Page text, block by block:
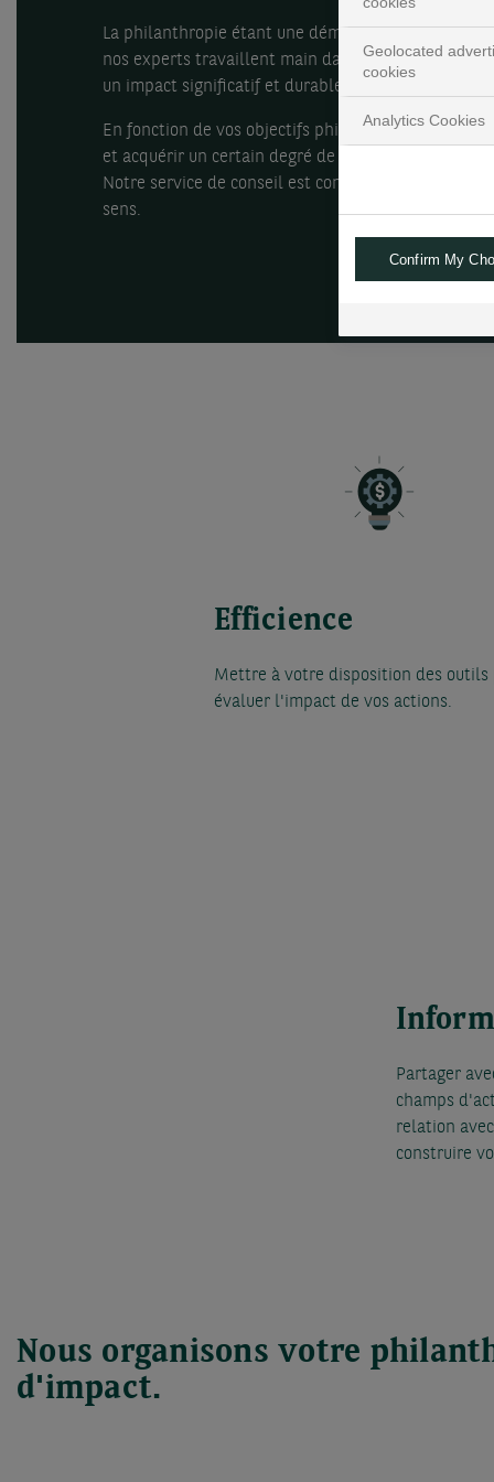
La philanthropie étant une démarche très
nos experts travaillent main dans la main avec
un impact significatif et durable sur les causes qui
En fonction de vos objectifs philanthropiques, il
et acquérir un certain degré de connaissance pour
Notre service de conseil est conçu pour vous fournir
sens.
Efficience
Mettre à votre disposition des outils
évaluer l'impact de vos actions.
Partager
champs
relation
construire
Nous organisons votre
d'impact.
Geolocated
cookies
Analytics Cookies
Confirm My